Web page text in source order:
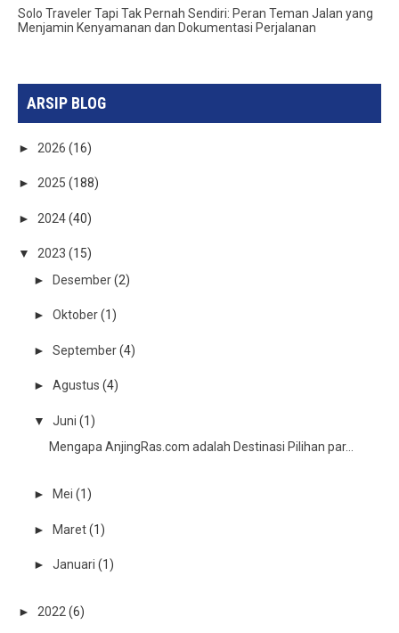
Solo Traveler Tapi Tak Pernah Sendiri: Peran Teman Jalan yang
Menjamin Kenyamanan dan Dokumentasi Perjalanan
ARSIP BLOG
► 2026(16)
►2025(188)
► 2024(40)
▼2023(15)
►
Desember(2)
► Oktober(1)
► September(4)
► Agustus (4)
▼ Juni (1)
Mengapa AnjingRas.com adalah Destinasi Pilihan par...
► Mei (1)
► Maret(1)
► Januari (1)
►2022(6)